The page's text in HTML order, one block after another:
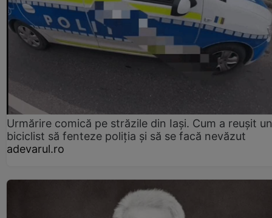
Urmărire comică pe străzile din Iași. Cum a reușit un
biciclist să fenteze poliția și să se facă nevăzut
adevarul.ro